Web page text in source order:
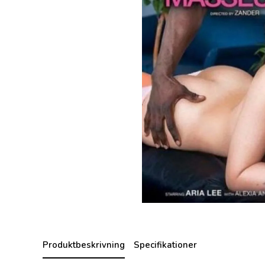
Produktbeskrivning Specifikationer